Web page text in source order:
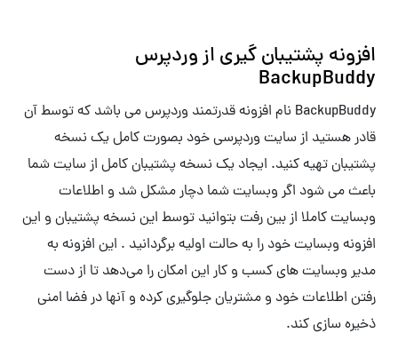
افزونه پشتیبان گیری از وردپرس
BackupBuddy
BackupBuddy نام افزونه قدرتمند وردپرس می باشد که توسط آن
قادر هستید از سایت وردپرسی خود بصورت کامل یک نسخه
پشتیبان تهیه کنید. ایجاد یک نسخه پشتیبان کامل از سایت شما
باعث می شود اگر وبسایت شما دچار مشکل شد و اطلاعات
وبسایت کاملا از بین رفت بتوانید توسط این نسخه پشتیبان و این
افزونه وبسایت خود را به حالت اولیه برگردانید . این افزونه به
مدیر وبسایت های کسب و کار این امکان را می‌دهد تا از دست
رفتن اطلاعات خود و مشتریان جلوگیری کرده و آنها در فضا امنی
ذخیره سازی کند.